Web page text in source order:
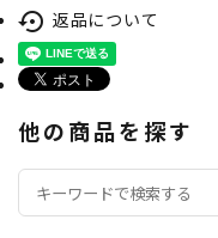
settings_backup_restore 返品について
他の商品を探す